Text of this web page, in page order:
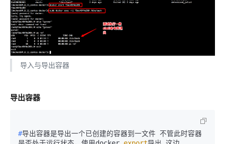
导入与导出容器
导出容器
#导出容器是导出一个已创建的容器到一文件 不管此时容器